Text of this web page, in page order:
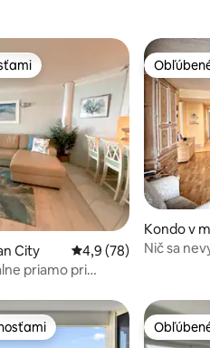
hodnotení: 10
City Priemerné
4,9 (78)
priamo pri
Kondo v
Nič sa
hosťami